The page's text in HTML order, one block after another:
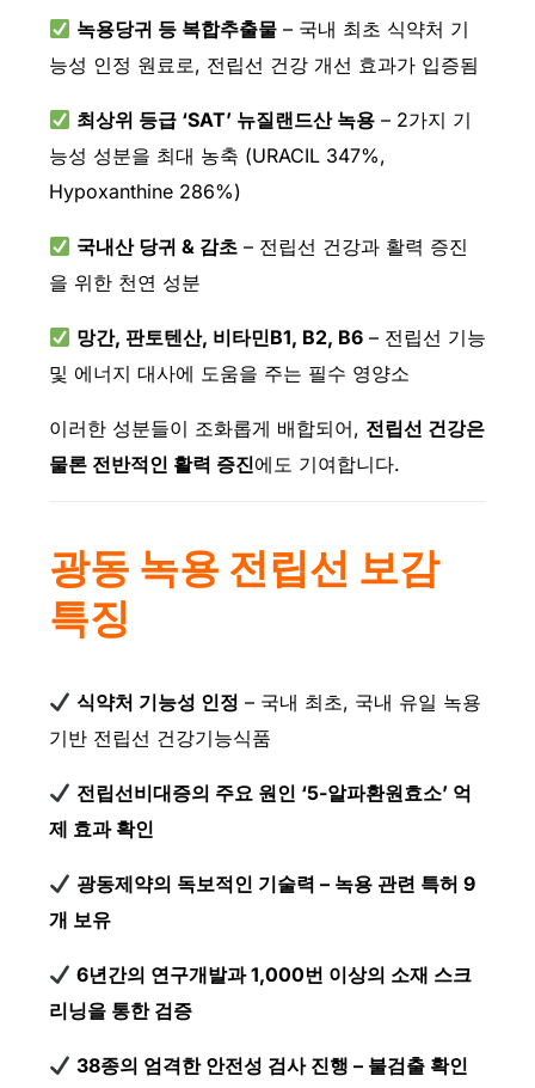
녹용당귀 등 복합추출물 – 국내 최초 식약처 기
능성 인정 원료로, 전립선 건강 개선 효과가 입증됨
최상위 등급 ‘SAT’ 뉴질랜드산 녹용 – 2가지 기
능성 성분을 최대 농축 (URACIL 347%,
Hypoxanthine 286%)
국내산 당귀 & 감초 – 전립선 건강과 활력 증진
을 위한 천연 성분
망간, 판토텐산, 비타민B1, B2, B6 – 전립선 기능
및 에너지 대사에 도움을 주는 필수 영양소
이러한 성분들이 조화롭게 배합되어, 전립선 건강은
물론 전반적인 활력 증진에도 기여합니다.
광동 녹용 전립선 보감
특징
식약처 기능성 인정 – 국내 최초, 국내 유일 녹용
기반 전립선 건강기능식품
전립선비대증의 주요 원인 ‘5-알파환원효소’ 억
제 효과 확인
광동제약의 독보적인 기술력 – 녹용 관련 특허 9
개 보유
6년간의 연구개발과 1,000번 이상의 소재 스크
리닝을 통한 검증
38종의 엄격한 안전성 검사 진행 – 불검출 확인